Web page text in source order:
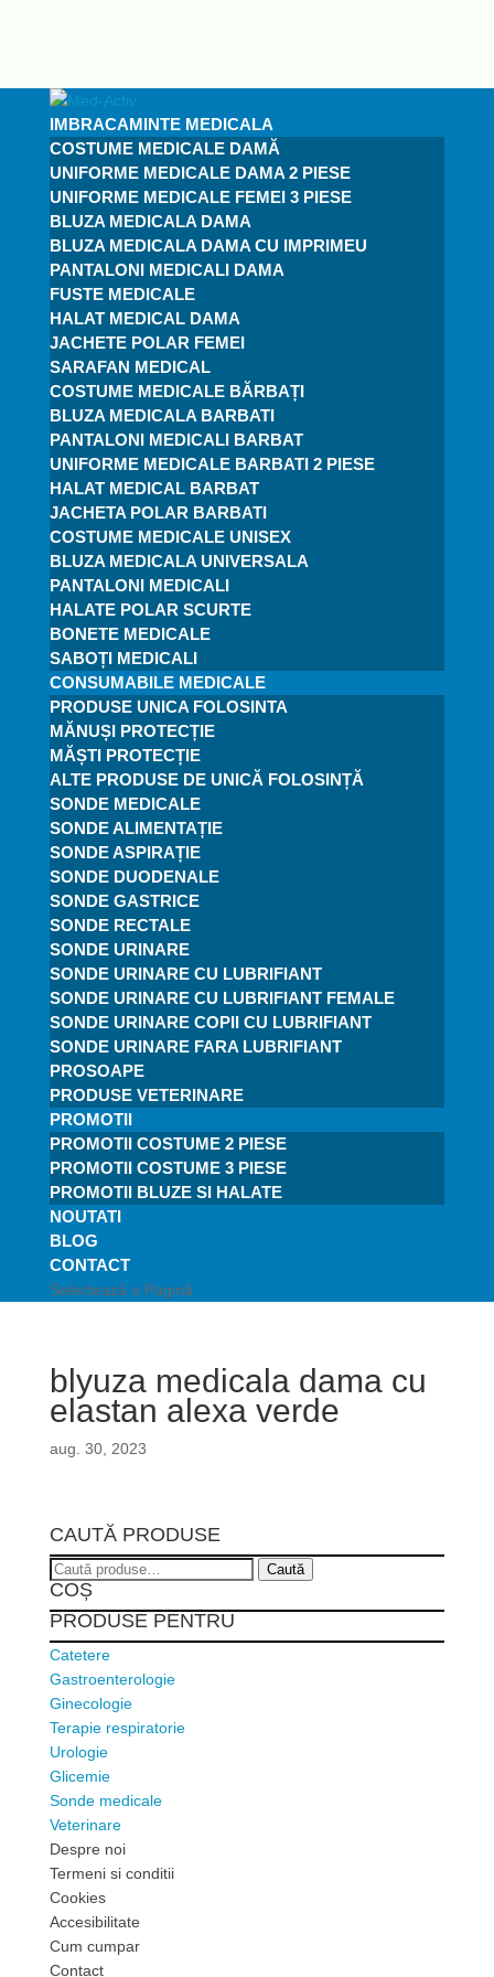
IMBRACAMINTE MEDICALA
COSTUME MEDICALE DAMĂ
UNIFORME MEDICALE DAMA 2 PIESE
UNIFORME MEDICALE FEMEI 3 PIESE
BLUZA MEDICALA DAMA
BLUZA MEDICALA DAMA CU IMPRIMEU
PANTALONI MEDICALI DAMA
FUSTE MEDICALE
HALAT MEDICAL DAMA
JACHETE POLAR FEMEI
SARAFAN MEDICAL
COSTUME MEDICALE BĂRBAȚI
BLUZA MEDICALA BARBATI
PANTALONI MEDICALI BARBAT
UNIFORME MEDICALE BARBATI 2 PIESE
HALAT MEDICAL BARBAT
JACHETA POLAR BARBATI
COSTUME MEDICALE UNISEX
BLUZA MEDICALA UNIVERSALA
PANTALONI MEDICALI
HALATE POLAR SCURTE
BONETE MEDICALE
SABOȚI MEDICALI
CONSUMABILE MEDICALE
PRODUSE UNICA FOLOSINTA
MĂNUȘI PROTECȚIE
MĂȘTI PROTECȚIE
ALTE PRODUSE DE UNICĂ FOLOSINȚĂ
SONDE MEDICALE
SONDE ALIMENTAȚIE
SONDE ASPIRAȚIE
SONDE DUODENALE
SONDE GASTRICE
SONDE RECTALE
SONDE URINARE
SONDE URINARE CU LUBRIFIANT
SONDE URINARE CU LUBRIFIANT FEMALE
SONDE URINARE COPII CU LUBRIFIANT
SONDE URINARE FARA LUBRIFIANT
PROSOAPE
PRODUSE VETERINARE
PROMOTII
PROMOTII COSTUME 2 PIESE
PROMOTII COSTUME 3 PIESE
PROMOTII BLUZE SI HALATE
NOUTATI
BLOG
CONTACT
Selectează o Pagină
blyuza medicala dama cu
elastan alexa verde
aug. 30, 2023
CAUTĂ PRODUSE
Caută
după:
Caută
COȘ
PRODUSE PENTRU
Catetere
Gastroenterologie
Ginecologie
Terapie respiratorie
Urologie
Glicemie
Sonde medicale
Veterinare
Despre noi
Termeni si conditii
Cookies
Accesibilitate
Cum cumpar
Contact